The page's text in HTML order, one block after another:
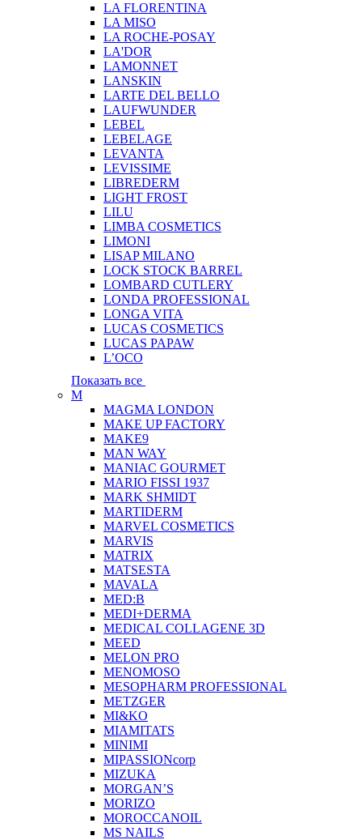
LA FLORENTINA
LA MISO
LA ROCHE-POSAY
LA'DOR
LAMONNET
LANSKIN
LARTE DEL BELLO
LAUFWUNDER
LEBEL
LEBELAGE
LEVANTA
LEVISSIME
LIBREDERM
LIGHT FROST
LILU
LIMBA COSMETICS
LIMONI
LISAP MILANO
LOCK STOCK BARREL
LOMBARD CUTLERY
LONDA PROFESSIONAL
LONGA VITA
LUCAS COSMETICS
LUCAS PAPAW
L’OCO
Показать все
M
MAGMA LONDON
MAKE UP FACTORY
MAKE9
MAN WAY
MANIAC GOURMET
MARIO FISSI 1937
MARK SHMIDT
MARTIDERM
MARVEL COSMETICS
MARVIS
MATRIX
MATSESTA
MAVALA
MED:B
MEDI+DERMA
MEDICAL COLLAGENE 3D
MEED
MELON PRO
MENOMOSO
MESOPHARM PROFESSIONAL
METZGER
MI&KO
MIAMITATS
MINIMI
MIPASSIONcorp
MIZUKA
MORGAN’S
MORIZO
MOROCCANOIL
MS NAILS